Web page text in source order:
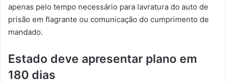
apenas pelo tempo necessário para lavratura do auto de
prisão em flagrante ou comunicação do cumprimento de
mandado.
Estado deve apresentar plano em
180 dias